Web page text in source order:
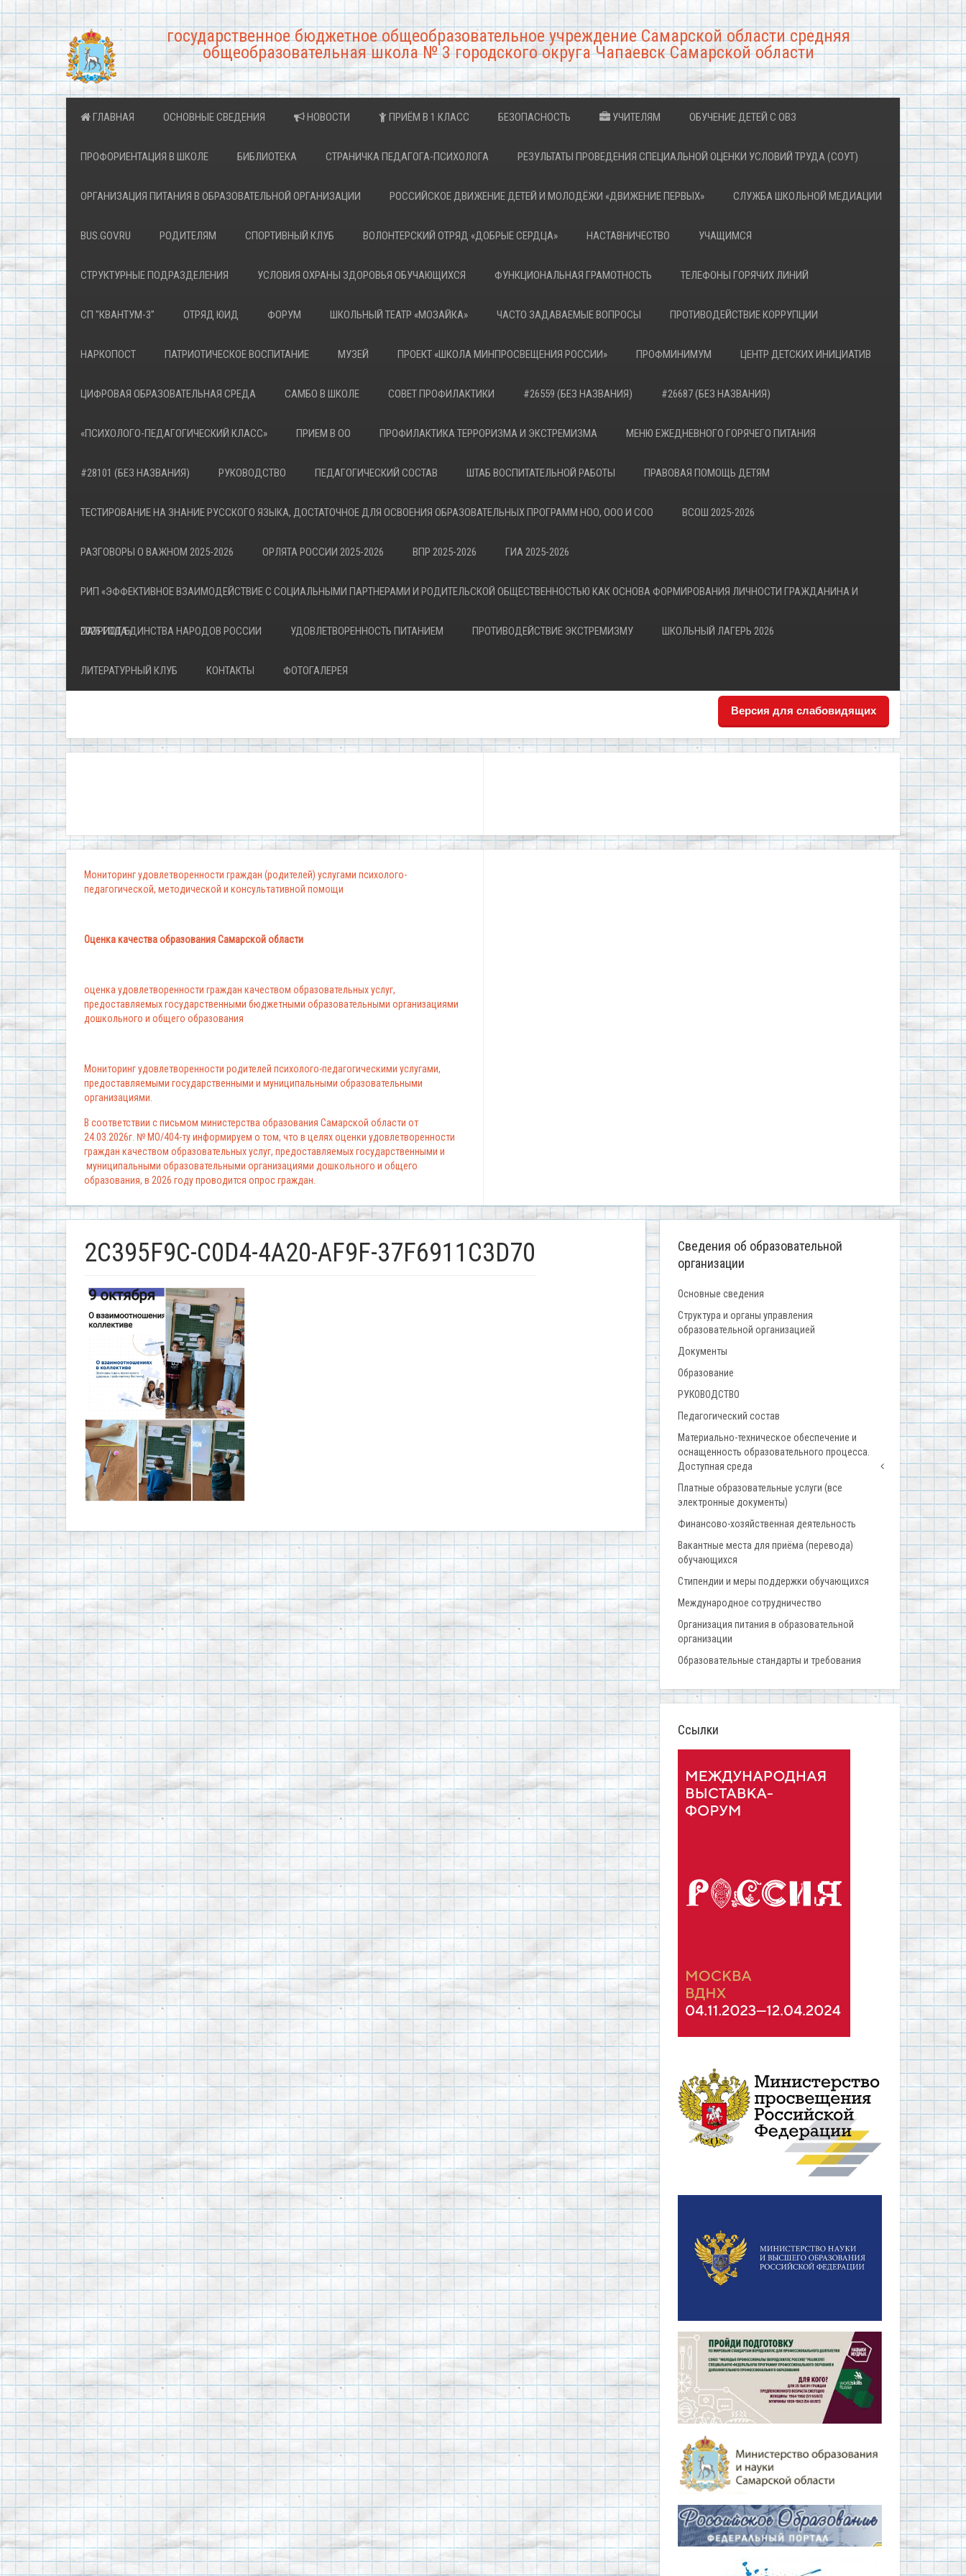
государственное бюджетное общеобразовательное учреждение Самарской области средняя
общеобразовательная школа № 3 городского округа Чапаевск Самарской области
ГЛАВНАЯ ОСНОВНЫЕ СВЕДЕНИЯ НОВОСТИ ПРИЁМ В 1 КЛАСС БЕЗОПАСНОСТЬ УЧИТЕЛЯМ ОБУЧЕНИЕ ДЕТЕЙ С ОВЗ
ПРОФОРИЕНТАЦИЯ В ШКОЛЕ БИБЛИОТЕКА СТРАНИЧКА ПЕДАГОГА-ПСИХОЛОГА РЕЗУЛЬТАТЫ ПРОВЕДЕНИЯ СПЕЦИАЛЬНОЙ ОЦЕНКИ УСЛОВИЙ ТРУДА (СОУТ)
ОРГАНИЗАЦИЯ ПИТАНИЯ В ОБРАЗОВАТЕЛЬНОЙ ОРГАНИЗАЦИИ РОССИЙСКОЕ ДВИЖЕНИЕ ДЕТЕЙ И МОЛОДЁЖИ «ДВИЖЕНИЕ ПЕРВЫХ» СЛУЖБА ШКОЛЬНОЙ МЕДИАЦИИ
BUS.GOV.RU РОДИТЕЛЯМ СПОРТИВНЫЙ КЛУБ ВОЛОНТЕРСКИЙ ОТРЯД «ДОБРЫЕ СЕРДЦА» НАСТАВНИЧЕСТВО УЧАЩИМСЯ
СТРУКТУРНЫЕ ПОДРАЗДЕЛЕНИЯ УСЛОВИЯ ОХРАНЫ ЗДОРОВЬЯ ОБУЧАЮЩИХСЯ ФУНКЦИОНАЛЬНАЯ ГРАМОТНОСТЬ ТЕЛЕФОНЫ ГОРЯЧИХ ЛИНИЙ
СП "КВАНТУМ-3" ОТРЯД ЮИД ФОРУМ ШКОЛЬНЫЙ ТЕАТР «МОЗАЙКА» ЧАСТО ЗАДАВАЕМЫЕ ВОПРОСЫ ПРОТИВОДЕЙСТВИЕ КОРРУПЦИИ
НАРКОПОСТ ПАТРИОТИЧЕСКОЕ ВОСПИТАНИЕ МУЗЕЙ ПРОЕКТ «ШКОЛА МИНПРОСВЕЩЕНИЯ РОССИИ» ПРОФМИНИМУМ ЦЕНТР ДЕТСКИХ ИНИЦИАТИВ
ЦИФРОВАЯ ОБРАЗОВАТЕЛЬНАЯ СРЕДА САМБО В ШКОЛЕ СОВЕТ ПРОФИЛАКТИКИ #26559 (БЕЗ НАЗВАНИЯ) #26687 (БЕЗ НАЗВАНИЯ)
«ПСИХОЛОГО-ПЕДАГОГИЧЕСКИЙ КЛАСС» ПРИЕМ В ОО ПРОФИЛАКТИКА ТЕРРОРИЗМА И ЭКСТРЕМИЗМА МЕНЮ ЕЖЕДНЕВНОГО ГОРЯЧЕГО ПИТАНИЯ
#28101 (БЕЗ НАЗВАНИЯ) РУКОВОДСТВО ПЕДАГОГИЧЕСКИЙ СОСТАВ ШТАБ ВОСПИТАТЕЛЬНОЙ РАБОТЫ ПРАВОВАЯ ПОМОЩЬ ДЕТЯМ
ТЕСТИРОВАНИЕ НА ЗНАНИЕ РУССКОГО ЯЗЫКА, ДОСТАТОЧНОЕ ДЛЯ ОСВОЕНИЯ ОБРАЗОВАТЕЛЬНЫХ ПРОГРАММ НОО, ООО И СОО ВСОШ 2025-2026
РАЗГОВОРЫ О ВАЖНОМ 2025-2026 ОРЛЯТА РОССИИ 2025-2026 ВПР 2025-2026 ГИА 2025-2026
РИП «ЭФФЕКТИВНОЕ ВЗАИМОДЕЙСТВИЕ С СОЦИАЛЬНЫМИ ПАРТНЕРАМИ И РОДИТЕЛЬСКОЙ ОБЩЕСТВЕННОСТЬЮ КАК ОСНОВА ФОРМИРОВАНИЯ ЛИЧНОСТИ ГРАЖДАНИНА И
ПАТРИОТА»
2026 ГОД ЕДИНСТВА НАРОДОВ РОССИИ УДОВЛЕТВОРЕННОСТЬ ПИТАНИЕМ ПРОТИВОДЕЙСТВИЕ ЭКСТРЕМИЗМУ ШКОЛЬНЫЙ ЛАГЕРЬ 2026
ЛИТЕРАТУРНЫЙ КЛУБ КОНТАКТЫ ФОТОГАЛЕРЕЯ
Версия для слабовидящих
Мониторинг удовлетворенности граждан (родителей) услугами психолого-
педагогической, методической и консультативной помощи
Оценка качества образования Самарской области
оценка удовлетворенности граждан качеством образовательных услуг,
предоставляемых государственными бюджетными образовательными организациями
дошкольного и общего образования
Мониторинг удовлетворенности родителей психолого-педагогическими услугами,
предоставляемыми государственными и муниципальными образовательными
организациями.
В соответствии с письмом министерства образования Самарской области от
24.03.2026г. № МО/404-ту информируем о том, что в целях оценки удовлетворенности
граждан качеством образовательных услуг, предоставляемых государственными и
муниципальными образовательными организациями дошкольного и общего
образования, в 2026 году проводится опрос граждан.
2C395F9C-C0D4-4A20-AF9F-37F6911C3D70
Сведения об образовательной
организации
Основные сведения
Структура и органы управления
образовательной организацией
Документы
Образование
РУКОВОДСТВО
Педагогический состав
Материально-техническое обеспечение и
оснащенность образовательного процесса.
Доступная среда
Платные образовательные услуги (все
электронные документы)
Финансово-хозяйственная деятельность
Вакантные места для приёма (перевода)
обучающихся
Стипендии и меры поддержки обучающихся
Международное сотрудничество
Организация питания в образовательной
организации
Образовательные стандарты и требования
Ссылки